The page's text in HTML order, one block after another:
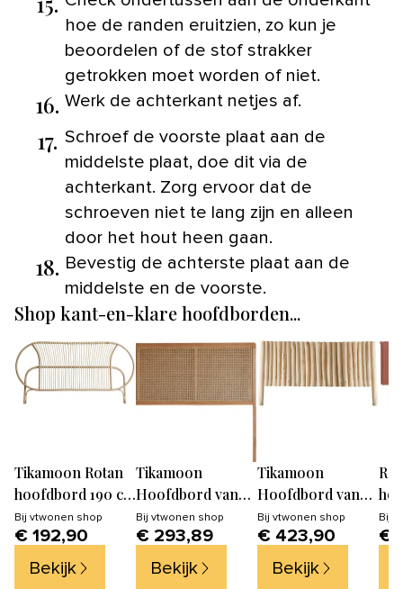
hoe de randen eruitzien, zo kun je
beoordelen of de stof strakker
getrokken moet worden of niet.
16. Werk de achterkant netjes af.
17. Schroef de voorste plaat aan de
middelste plaat, doe dit via de
achterkant. Zorg ervoor dat de
schroeven niet te lang zijn en alleen
door het hout heen gaan.
18. Bevestig de achterste plaat aan de
middelste en de voorste.
Shop kant-en-klare hoofdborden...
Tikamoon Rotan
hoofdbord 190 cm
- Naturel
Bij vtwonen shop
€ 192,90
Bekijk
Tikamoon
Hoofdbord van
gevlochten rotan
180 cm - Naturel
Bij vtwonen shop
€ 293,89
Bekijk
Tikamoon
Hoofdbord van
massief teakhout
180 cm - Naturel
Bij vtwonen shop
€ 423,90
Bekijk
-
Bij
€